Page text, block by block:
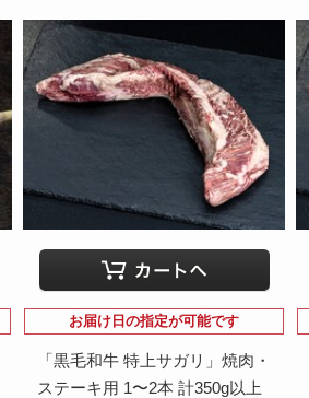
お届け日の指定が可能です
「黒毛和牛 特上サガリ」焼肉・
ステーキ用 1〜2本 計350g以上